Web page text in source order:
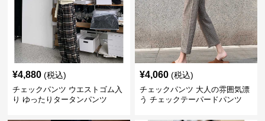
¥4,880 (税込)
チェックパンツ ウエストゴム入
り ゆったりタータンパンツ
¥4,060 (税込)
チェックパンツ 大人の雰囲気漂
う チェックテーパードパンツ